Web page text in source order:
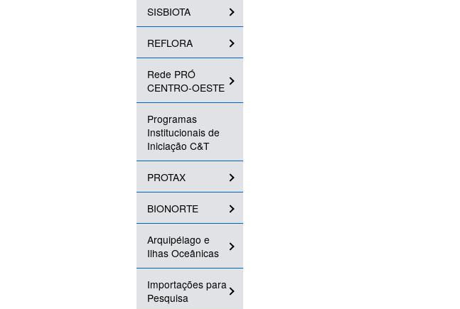
SISBIOTA
REFLORA
Rede PRÓ
CENTRO-OESTE
Programas
Institucionais de
Iniciação C&T
PROTAX
BIONORTE
Arquipélago e
Ilhas Oceânicas
Importações para
Pesquisa